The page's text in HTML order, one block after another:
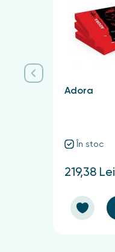
Adora
În stoc
219,38 Lei